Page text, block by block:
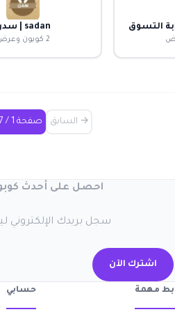
sadan | سدن
2 كوبون وعرض
→ السابق صفحة 1 / 17
احصل على أحدث
سجل بريدك الإلكتروني
اشترك الآن
مهمة حسابي